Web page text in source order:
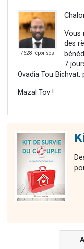
7628 réponses
Vous
des
7
Ovadia Tou Bichvat,
Mazal Tov !